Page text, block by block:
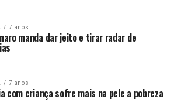
7 anos
manda dar jeito e tirar radar de
7 anos
com criança sofre mais na pele a pobreza